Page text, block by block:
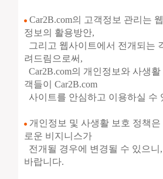
Car2B.com의 고객정보 관리는
정보의 활용방안,
그리고 웹사이트에서 전개되는
려드림으로써,
Car2B.com의 개인정보와 사생
객들이 Car2B.com
사이트를 안심하고 이용하실 수
개인정보 및 사생활 보호 정책
로운 비지니스가
전개될 경우에 변경될 수 있으
바랍니다.